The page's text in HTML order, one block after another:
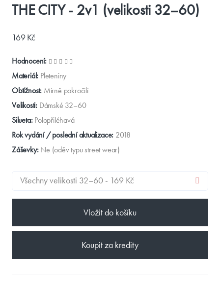
THE CITY - 2v1 (velikosti 32–60)
169 Kč
Hodnocení:
Materiál: Pleteniny
Obtížnost: Mírně pokročilí
Velikosti: Dámské 32–60
Silueta: Polopřiléhavá
Rok vydání / poslední aktualizace: 2018
Záševky: Ne (oděv typu street wear)
Vložit do košíku
Koupit za kredity